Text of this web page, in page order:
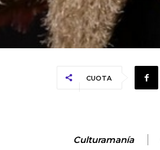
CUOTA
Culturamanía